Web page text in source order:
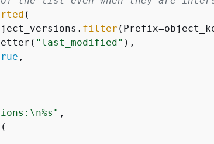
(
filter
"last_modified" ),
,
,